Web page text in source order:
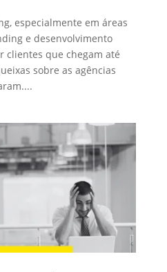
especialmente em áreas
e desenvolvimento
clientes que chegam até
sobre as agências